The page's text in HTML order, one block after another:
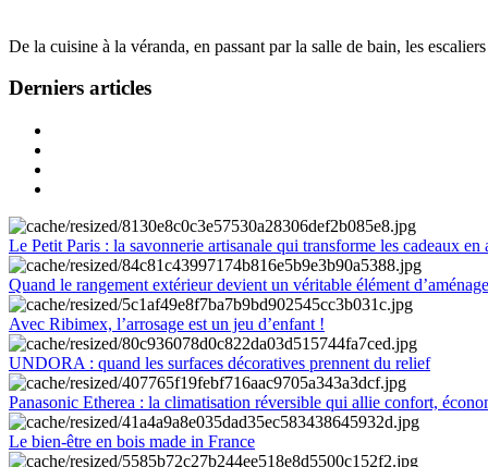
De la cuisine à la véranda, en passant par la salle de bain, les
Derniers articles
Le Petit Paris : la savonnerie artisanale qui transforme les cadeaux en
Quand le rangement extérieur devient un véritable élément
Avec Ribimex, l’arrosage est un jeu d’enfant !
UNDORA : quand les surfaces décoratives prennent du relief
Panasonic Etherea : la climatisation réversible qui allie confort,
Le bien-être en bois made in France